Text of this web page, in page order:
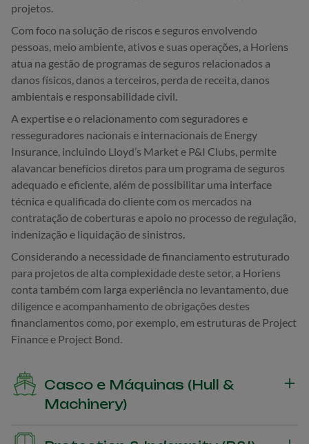
projetos.
Com foco na solução de riscos e seguros envolvendo
pessoas, meio ambiente, ativos e suas operações, a Horiens
atua na gestão de programas de seguros relacionados a
danos físicos, danos a terceiros, perda de receita, danos
ambientais e responsabilidade civil.
A expertise e o relacionamento com seguradores e
resseguradores nacionais e internacionais de Energy
Insurance, incluindo Lloyd’s Market e P&I Clubs, permite
alavancar benefícios diretos para um programa de seguros
adequado e eficiente, além de possibilitar uma interface
técnica e qualificada do cliente com os mercados na
contratação de coberturas e apoio no processo de regulação,
indenização e liquidação de sinistros.
Considerando a necessidade de financiamento estruturado
para projetos de alta complexidade deste setor, a Horiens
conta também com larga experiência no levantamento, due
diligence e acompanhamento de obrigações destes
financiamentos como, por exemplo, em estruturas de Project
Finance e Project Bond.
Casco e Máquinas (Hull &
Machinery)
Seguro de perdas e danos físicos à unidade, parcial ou total,